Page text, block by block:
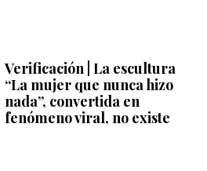
Verificación | La escultura
“La mujer que nunca hizo
nada”, convertida en
fenómeno viral, no existe